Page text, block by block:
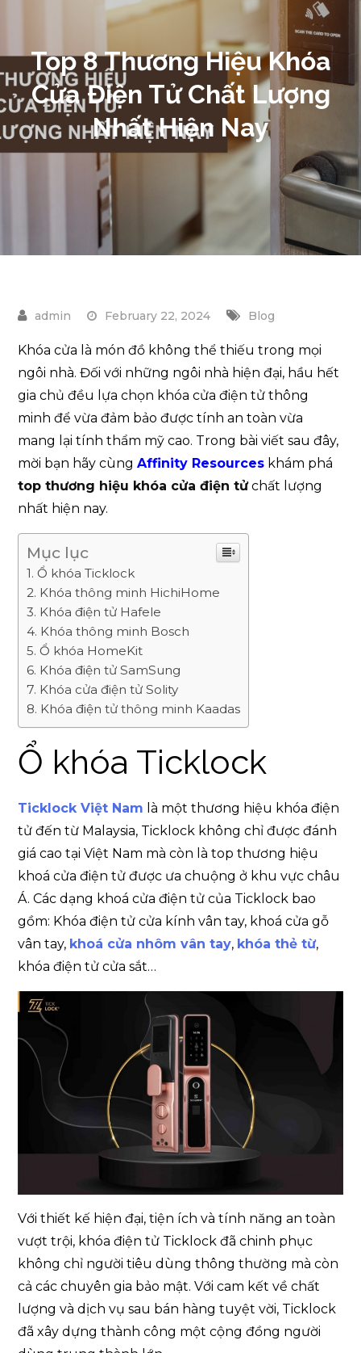
Top 8 Thương Hiệu Khóa
Cửa Điện Tử Chất Lượng
Nhất Hiện Nay
February 22, 2024 Blog
Khóa cửa là món đồ không thể thiếu trong mọi
ngôi nhà. Đối với những ngôi nhà hiện đại, hầu hết
gia chủ đều lựa chọn khóa cửa điện tử thông
minh để vừa đảm bảo được tính an toàn vừa
mang lại tính thẩm mỹ cao. Trong bài viết sau đây,
mời bạn hãy cùng Affinity Resources khám phá
top thương hiệu khóa cửa điện tửchất lượng
nhất hiện nay.
Mục lục
Ổ khóa Ticklock
Khóa thông minh HichiHome
Khóa điện tử Hafele
Khóa thông minh Bosch
Ổ khóa HomeKit
Khóa điện tử SamSung
Khóa cửa điện tử Solity
Khóa điện tử thông minh Kaadas
Ổ khóa Ticklock
Ticklock Việt Nam là một thương hiệu khóa điện
tử đến từ Malaysia, Ticklock không chỉ được đánh
giá cao tại Việt Nam mà còn là top thương hiệu
khoá cửa điện tử được ưa chuộng ở khu vực châu
Á. Các dạng khoá cửa điện tử của Ticklock bao
gồm: Khóa điện tử cửa kính vân tay, khoá cửa gỗ
vân tay, khoá cửa nhôm vân tay, khóa thẻ từ,
khóa điện tử cửa sắt…
Với thiết kế hiện đại, tiện ích và tính năng an toàn
vượt trội, khóa điện tử Ticklock đã chinh phục
không chỉ người tiêu dùng thông thường mà còn
cả các chuyên gia bảo mật. Với cam kết về chất
lượng và dịch vụ sau bán hàng tuyệt vời, Ticklock
đã xây dựng thành công một cộng đồng người